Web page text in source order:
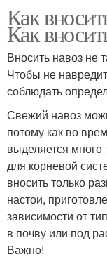
Как
Как
Вносить навоз не
Чтобы не
соблюдать
Свежий навоз
потому как во
выделяется много
для корневой
вносить только
настои,
зависимости от
в почву или под
Важно!